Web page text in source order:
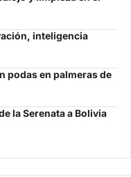
inteligencia
podas en palmeras de
la Serenata a Bolivia